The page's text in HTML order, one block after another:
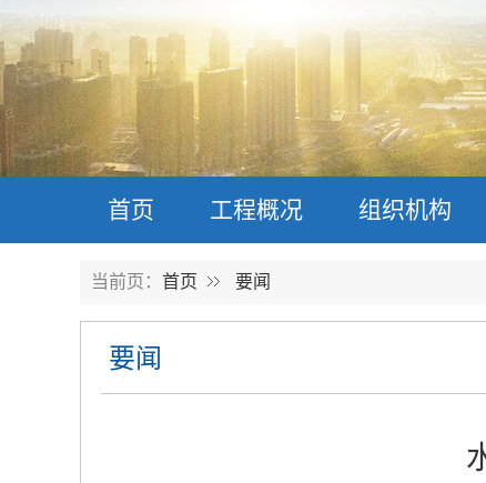
首页 工程概况 组织机构
当前页： 首页 要闻
要闻